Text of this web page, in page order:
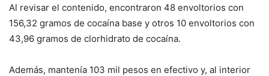
Al revisar el contenido, encontraron 48 envoltorios con
156,32 gramos de cocaína base y otros 10 envoltorios con
43,96 gramos de clorhidrato de cocaína.
Además, mantenía 103 mil pesos en efectivo y, al interior